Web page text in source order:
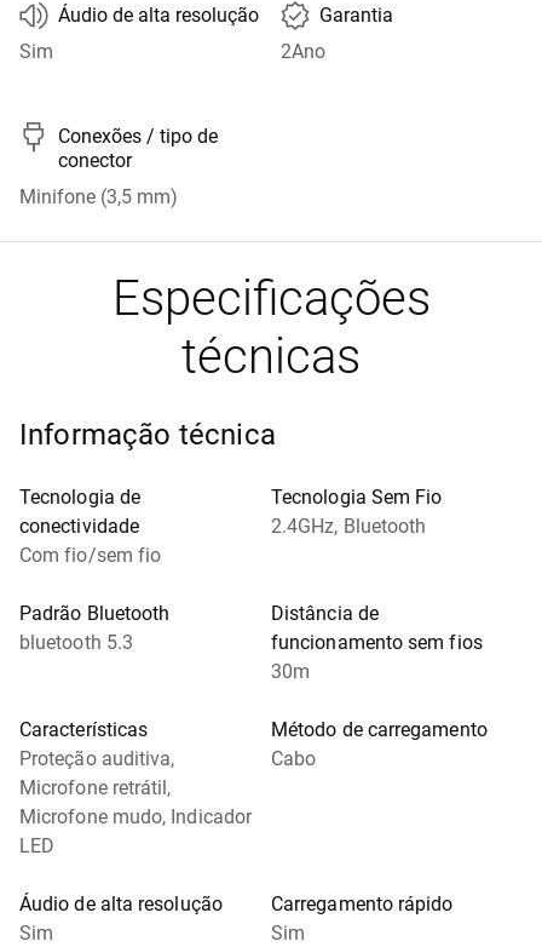
🔊 Áudio de alta resolução
Sim
🗰 Garantia
2Ano

Conexões / tipo de
conector
Minifone (3,5 mm)
Especificações
técnicas
Informação técnica
Tecnologia de
conectividade
Com fio/sem fio
Tecnologia Sem Fio
2.4GHz, Bluetooth
Padrão Bluetooth
bluetooth 5.3
Distância de
funcionamento sem fios
30m
Características
Proteção auditiva,
Microfone retrátil,
Microfone mudo, Indicador
LED
Método de carregamento
Cabo
Áudio de alta resolução
Sim
Carregamento rápido
Sim